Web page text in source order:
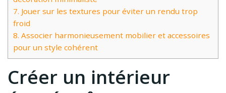
7. Jouer sur les textures pour éviter un rendu trop
froid
8. Associer harmonieusement mobilier et accessoires
pour un style cohérent
Créer un intérieur